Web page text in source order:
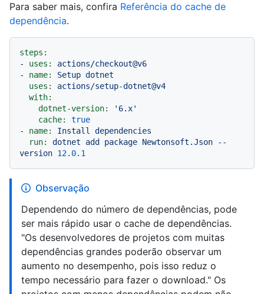
Para saber mais, confira Referência do cache de
dependência.
steps:
-
uses:
actions/checkout@v6
-
name: Setup dotnet
uses:
actions/setup-dotnet@v4
with:
dotnet-version:
'6.x'
cache:
true
-
name: Install dependencies
run:
dotnet add package Newtonsoft.Json
--
version 12.0.1
Observação
Dependendo do número de dependências, pode
ser mais rápido usar o cache de dependências.
"Os desenvolvedores de projetos com muitas
dependências grandes poderão observar um
aumento no desempenho, pois isso reduz o
tempo necessário para fazer o download." Os